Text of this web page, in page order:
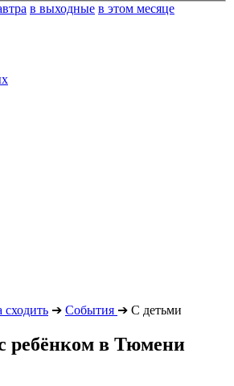
в выходные в этом месяце
➔ События ➔ С детьми
ребёнком в Тюмени